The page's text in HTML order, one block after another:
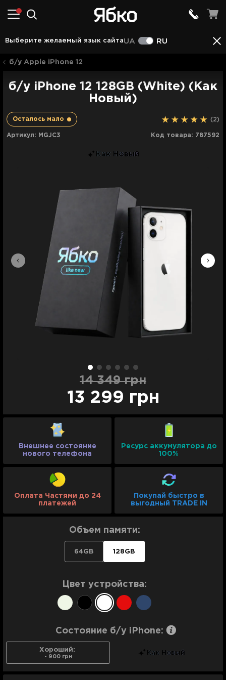
Выберите желаемый язык сайтаUA RU
Аксессуары Описание Характеристики
б/у Apple iPhone 12
б/у iPhone 12 128GB (White) (Как
Новый)
Осталось мало
Код товара: 787592
Артикул: MGJC3
(2)
Как Новый
14 349 грн
13 299 грн
Внешнее состояние
нового телефона
Ресурс аккумулятора до
100%
Оплата Частями до 24
платежей
Покупай быстро в
выгодный TRADE IN
Объем памяти:
64GB 128GB
Состояние б/у iPhone:
Хороший:
- 900 грн
Как Новый
Цвет устройства: